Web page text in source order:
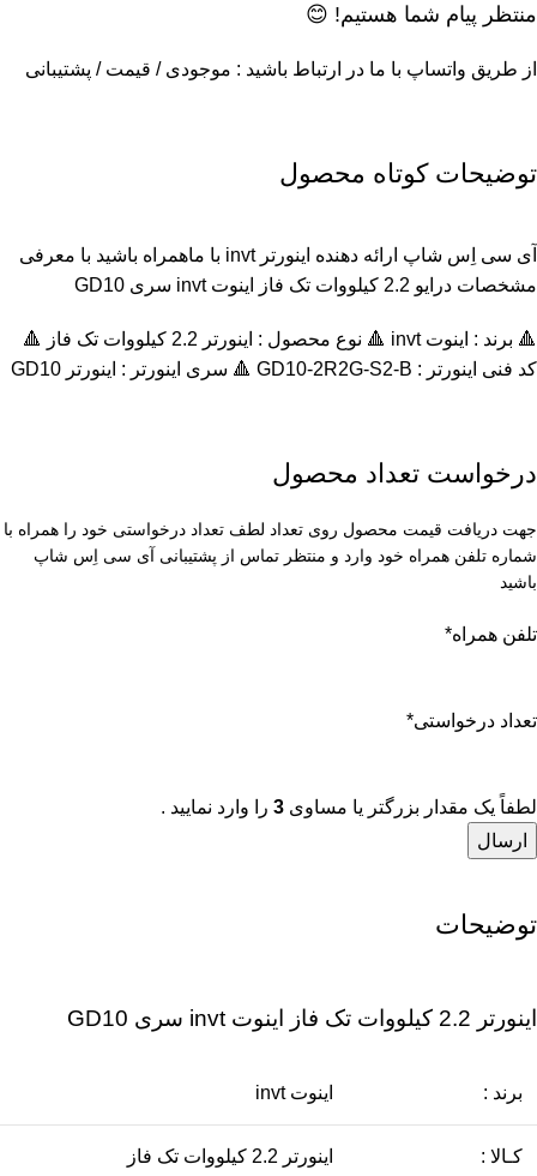
منتظر پیام شما هستیم! 😊
از طریق واتساپ با ما در ارتباط باشید : موجودی / قیمت / پشتیبانی
توضیحات کوتاه محصول
آی سی اِس شاپ ارائه دهنده اینورتر invt با ماهمراه باشید با معرفی
مشخصات درایو 2.2 کیلووات تک فاز اینوت invt سری GD10
🔺 برند : اینوت invt 🔺 نوع محصول : اينورتر 2.2 کیلووات تک فاز 🔺
کد فنی اینورتر : GD10-2R2G-S2-B 🔺 سری اینورتر : اينورتر GD10
درخواست تعداد محصول
جهت دریافت قیمت محصول روی تعداد لطف تعداد درخواستی خود را همراه با
شماره تلفن همراه خود وارد و منتظر تماس از پشتیبانی آی سی اِس شاپ
باشید
تلفن همراه*
تعداد درخواستی*
لطفاً یک مقدار بزرگتر یا مساوی 3 را وارد نمایید .
توضیحات
اينورتر 2.2 کیلووات تک فاز اینوت invt سری GD10
برند : اینوت invt
کـالا : اينورتر 2.2 کیلووات تک فاز